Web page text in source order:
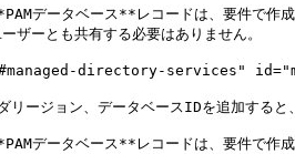
データベース**レコードは、要件で作
ザーとも共有する必要はありません。
directory-services"
リージョン、データベースIDを追加する
データベース**レコードは、要件で作